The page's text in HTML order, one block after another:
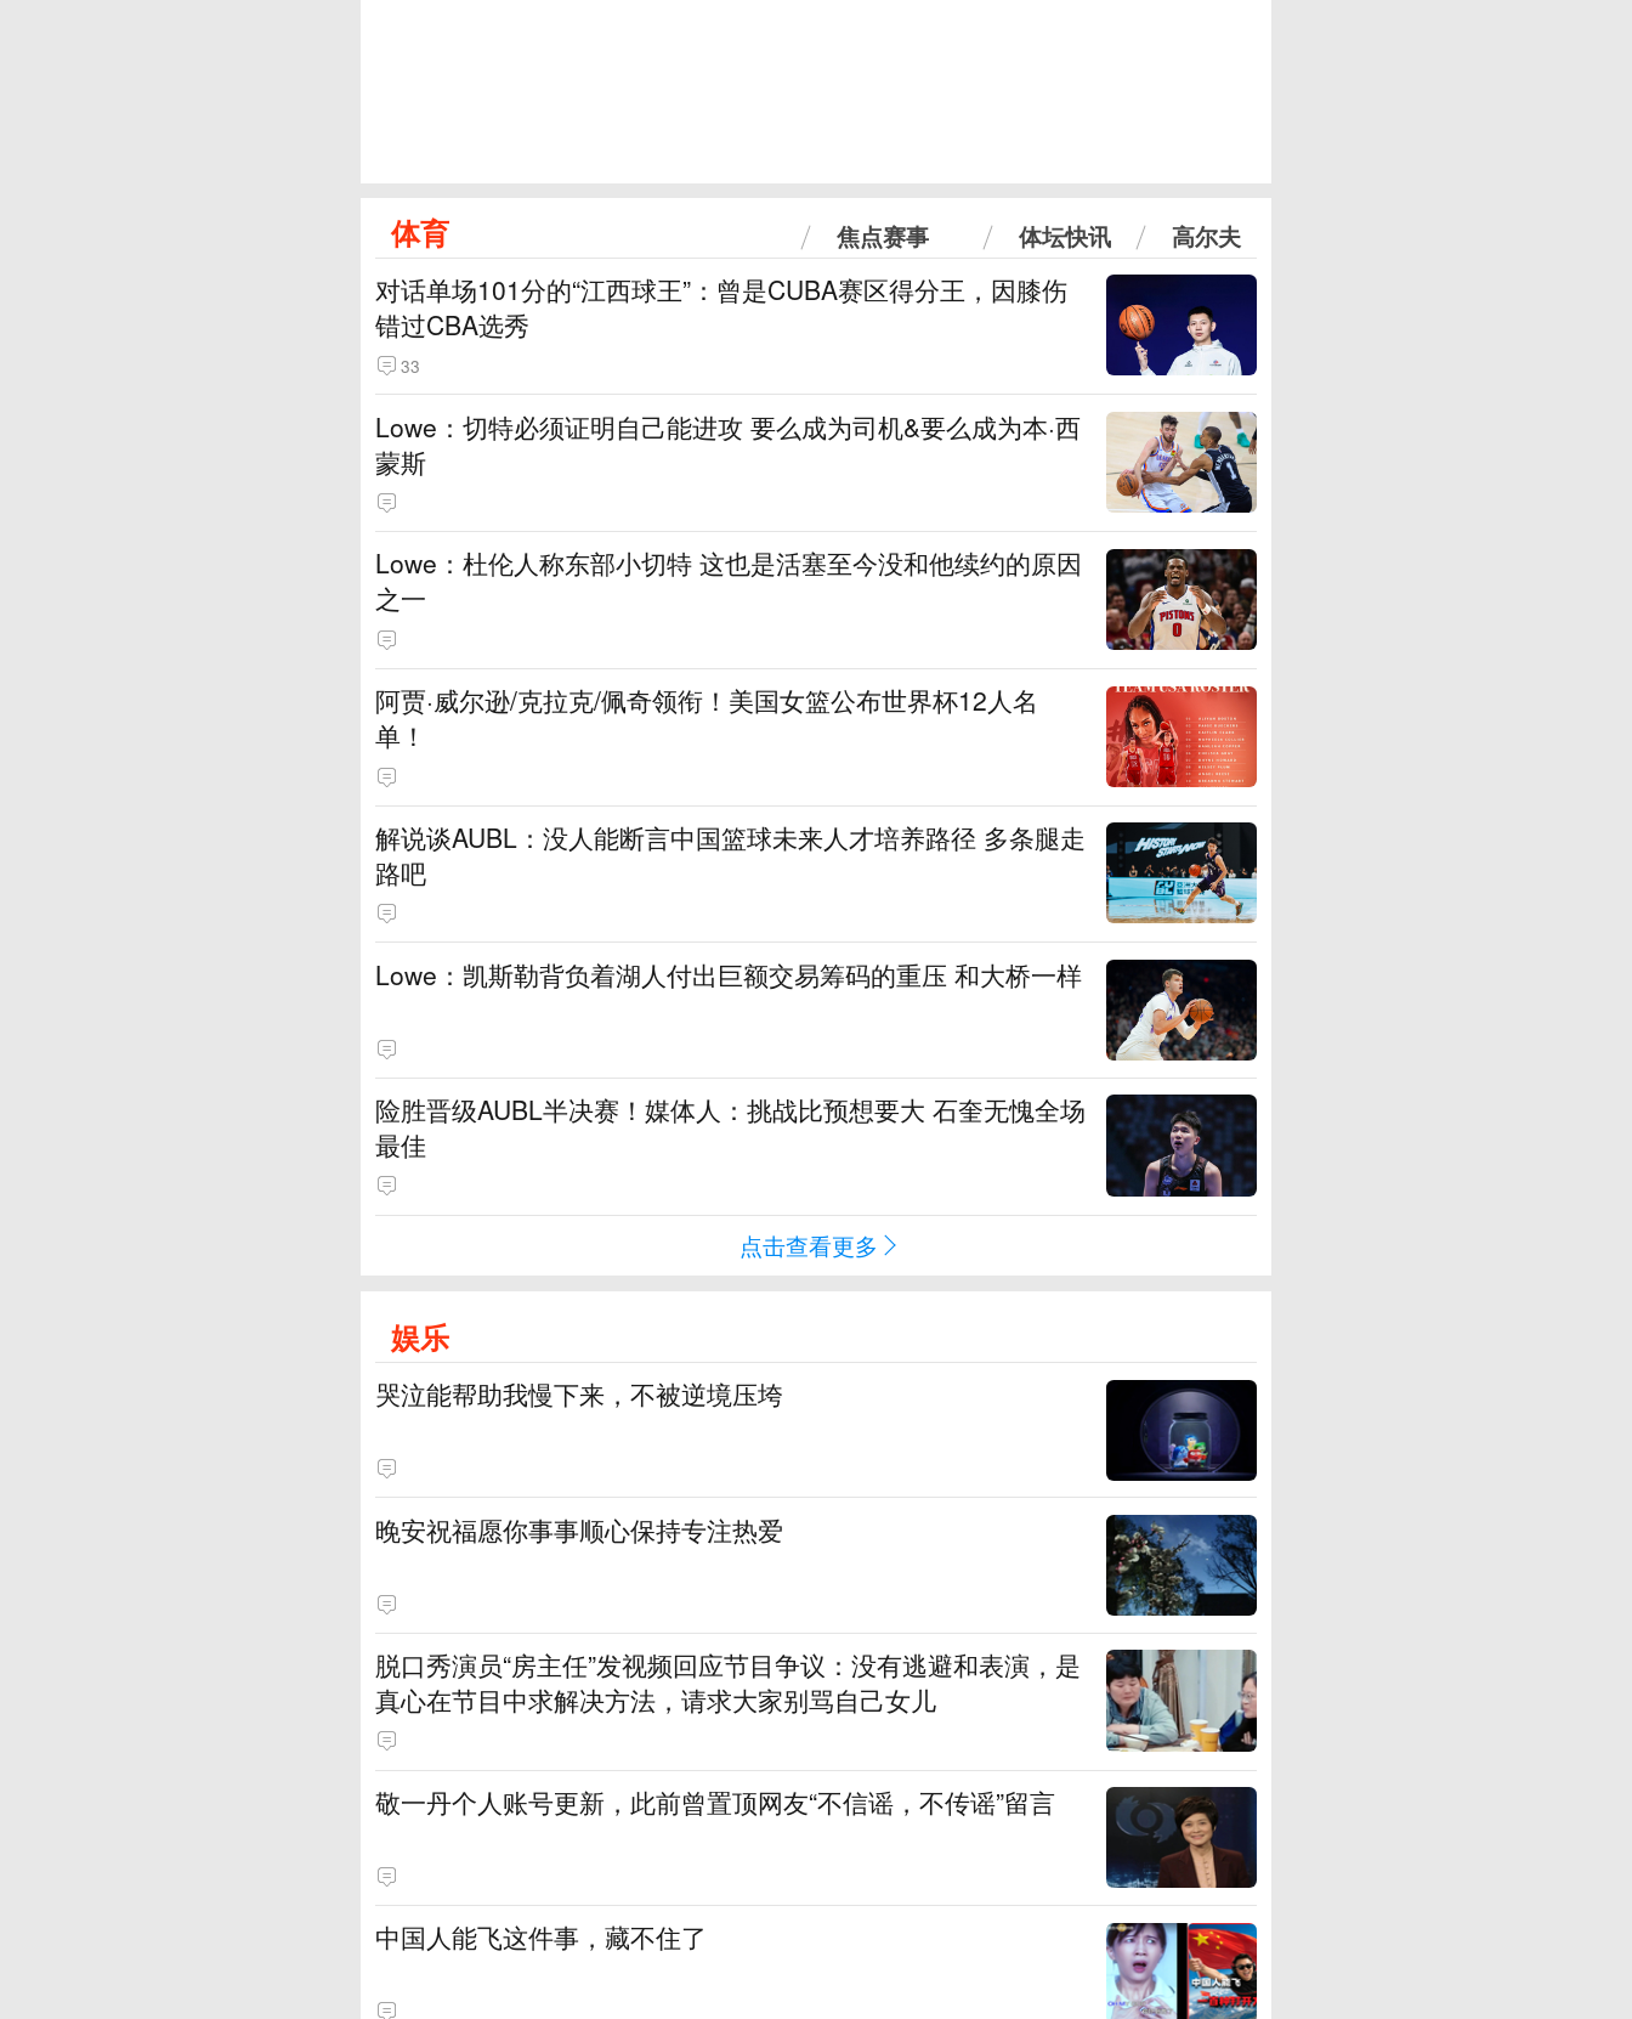
体育 焦点赛事 体坛快讯 高尔夫
对话单场101分的“江西球王”：曾是CUBA赛区得分王，因膝伤
错过CBA选秀
33
Lowe：切特必须证明自己能进攻 要么成为司机&要么成为本·西
蒙斯
Lowe：杜伦人称东部小切特 这也是活塞至今没和他续约的原因
之一
阿贾·威尔逊/克拉克/佩奇领衔！美国女篮公布世界杯12人名
单！
解说谈AUBL：没人能断言中国篮球未来人才培养路径 多条腿走
路吧
Lowe：凯斯勒背负着湖人付出巨额交易筹码的重压 和大桥一样
险胜晋级AUBL半决赛！媒体人：挑战比预想要大 石奎无愧全场
最佳
点击查看更多
娱乐
哭泣能帮助我慢下来，不被逆境压垮
晚安祝福愿你事事顺心保持专注热爱
脱口秀演员“房主任”发视频回应节目争议：没有逃避和表演，是
真心在节目中求解决方法，请求大家别骂自己女儿
敬一丹个人账号更新，此前曾置顶网友“不信谣，不传谣”留言
中国人能飞这件事，藏不住了